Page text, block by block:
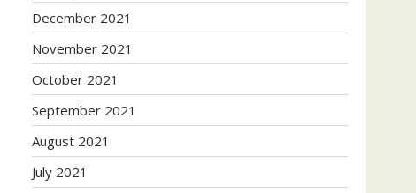
December 2021
November 2021
October 2021
September 2021
August 2021
July 2021